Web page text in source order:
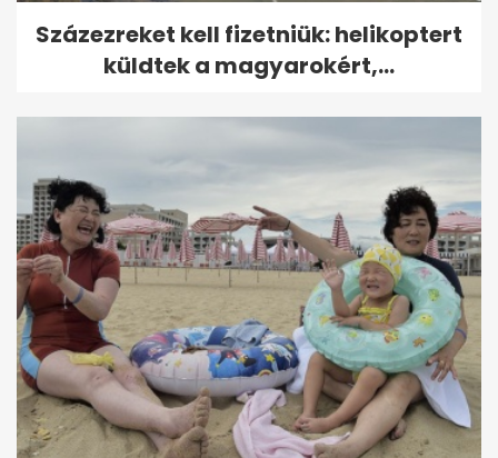
Százezreket kell fizetniük: helikoptert
küldtek a magyarokért,...